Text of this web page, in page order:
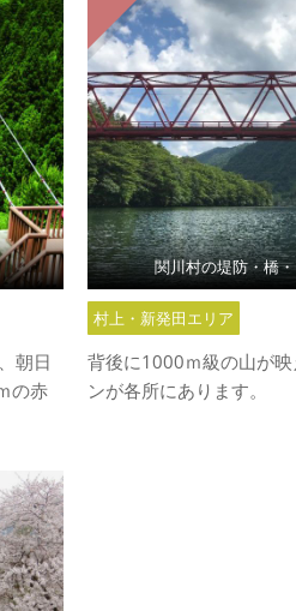
朝日
の赤
関川村の堤防・橋
村上・新発田エリア
背後に1000ｍ級の山が映
ンが各所にあります。